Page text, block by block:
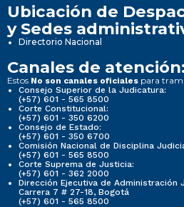
Ubicación de
y Sedes
Directorio Nacional
Canales de atención:
Estos No son canales oficiales para
Consejo Superior de la Judicatura:
(+57) 601 - 565 8500
Corte Constitucional:
(+57) 601 - 350 6200
Consejo de Estado:
(+57) 601 - 350 6700
Comisión Nacional de Disciplina
(+57) 601 - 565 8500
Corte Suprema de Justicia:
(+57) 601 - 362 2000
Dirección Ejecutiva de Administración
Carrera 7 # 27-18, Bogotá
(+57) 601 - 565 8500